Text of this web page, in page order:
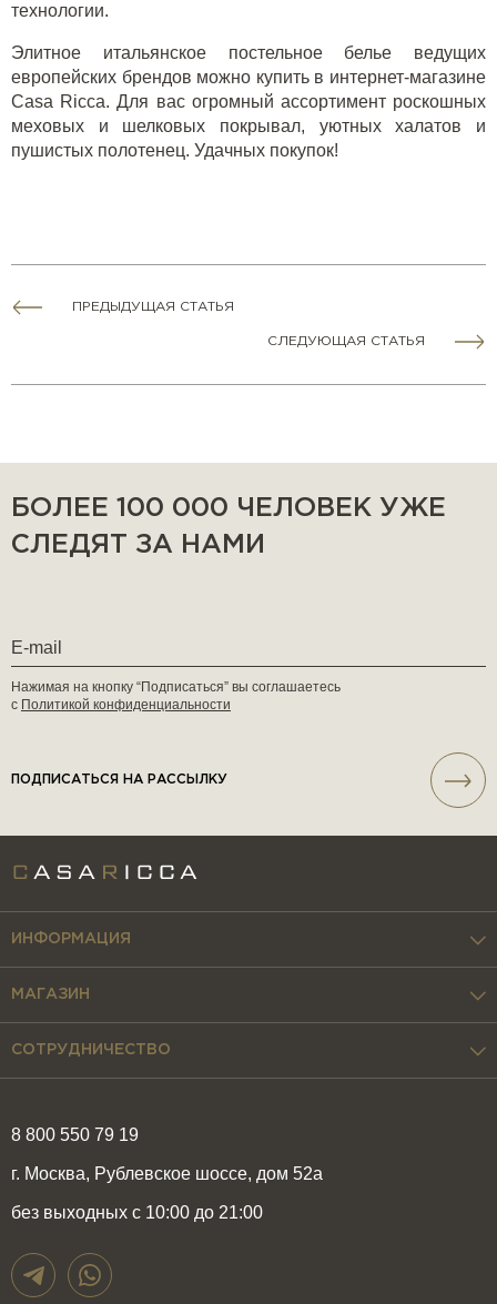
технологии.
Элитное итальянское постельное белье ведущих
европейских брендов можно купить в интернет-магазине
Casa Ricca. Для вас огромный ассортимент роскошных
меховых и шелковых покрывал, уютных халатов и
пушистых полотенец. Удачных покупок!
ПРЕДЫДУЩАЯ СТАТЬЯ
СЛЕДУЮЩАЯ СТАТЬЯ
БОЛЕЕ 100 000 ЧЕЛОВЕК УЖЕ
СЛЕДЯТ ЗА НАМИ
Нажимая на кнопку “Подписаться” вы соглашаетесь
с Политикой конфиденциальности
ПОДПИСАТЬСЯ НА РАССЫЛКУ
8 800 550 79 19
г. Москва, Рублевское шоссе, дом 52а
без выходных с 10:00 до 21:00
ИНФОРМАЦИЯ
МАГАЗИН
СОТРУДНИЧЕСТВО